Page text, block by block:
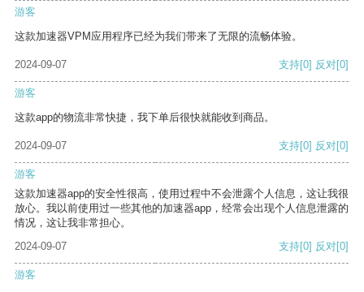
游客
这款加速器VPM应用程序已经为我们带来了无限的流畅体验。
2024-09-07 支持[0] 反对[0]
游客
这款app的物流非常快捷，我下单后很快就能收到商品。
2024-09-07 支持[0] 反对[0]
游客
这款加速器app的安全性很高，使用过程中不会泄露个人信息，这让我很
放心。我以前使用过一些其他的加速器app，经常会出现个人信息泄露的
情况，这让我非常担心。
2024-09-07
支持[0] 反对[0]
游客